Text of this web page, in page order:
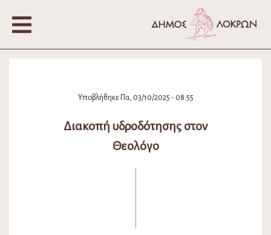
Υποβλήθηκε Πα, 03/10/2025 - 08:55
Διακοπή υδροδότησης στον
Θεολόγο